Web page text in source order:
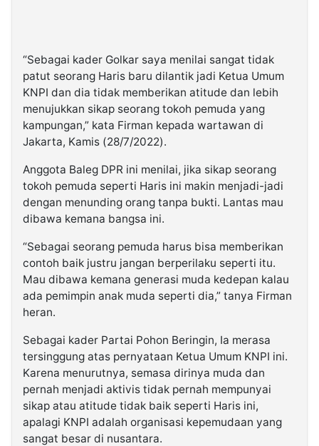
“Sebagai kader Golkar saya menilai sangat tidak
patut seorang Haris baru dilantik jadi Ketua Umum
KNPI dan dia tidak memberikan atitude dan lebih
menujukkan sikap seorang tokoh pemuda yang
kampungan,” kata Firman kepada wartawan di
Jakarta, Kamis (28/7/2022).
Anggota Baleg DPR ini menilai, jika sikap seorang
tokoh pemuda seperti Haris ini makin menjadi-jadi
dengan menunding orang tanpa bukti. Lantas mau
dibawa kemana bangsa ini.
“Sebagai seorang pemuda harus bisa memberikan
contoh baik justru jangan berperilaku seperti itu.
Mau dibawa kemana generasi muda kedepan kalau
ada pemimpin anak muda seperti dia,” tanya Firman
heran.
Sebagai kader Partai Pohon Beringin, Ia merasa
tersinggung atas pernyataan Ketua Umum KNPI ini.
Karena menurutnya, semasa dirinya muda dan
pernah menjadi aktivis tidak pernah mempunyai
sikap atau atitude tidak baik seperti Haris ini,
apalagi KNPI adalah organisasi kepemudaan yang
sangat besar di nusantara.